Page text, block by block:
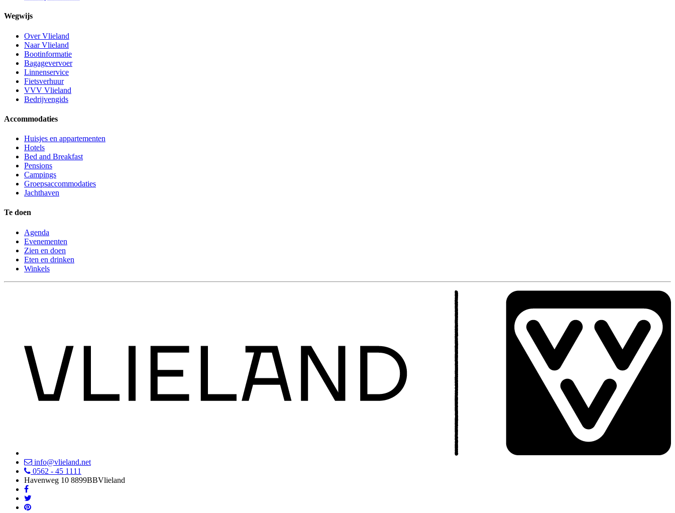
Wegwijs
Over Vlieland
Naar Vlieland
Bootinformatie
Bagagevervoer
Linnenservice
Fietsverhuur
VVV Vlieland
Bedrijvengids
Accommodaties
Huisjes en appartementen
Hotels
Bed and Breakfast
Pensions
Campings
Groepsaccommodaties
Jachthaven
Te doen
Agenda
Evenementen
Zien en doen
Eten en drinken
Winkels
info@vlieland.net
0562 - 45 1111
Havenweg 10 8899BBVlieland